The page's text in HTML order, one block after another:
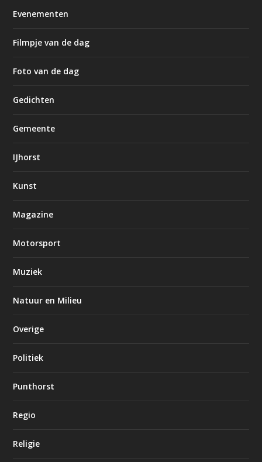
Evenementen
Filmpje van de dag
Foto van de dag
Gedichten
Gemeente
IJhorst
Kunst
Magazine
Motorsport
Muziek
Natuur en Milieu
Overige
Politiek
Punthorst
Regio
Religie